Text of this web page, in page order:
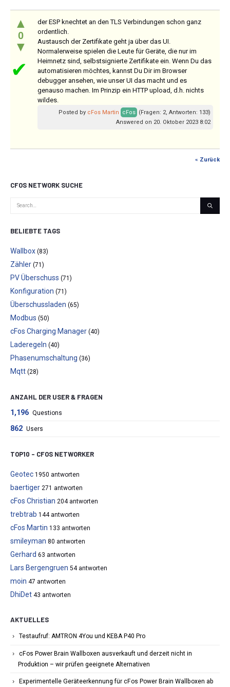
▲
0
▼
✔
der ESP knechtet an den TLS Verbindungen schon ganz
ordentlich.
Austausch der Zertifikate geht ja über das UI.
Normalerweise spielen die Leute für Geräte, die nur im
Heimnetz sind, selbstsignierte Zertifikate ein. Wenn Du das
automatisieren möchtes, kannst Du Dir im Browser
debugger ansehen, wie unser UI das macht und es
genauso machen. Im Prinzip ein HTTP upload, d.h. nichts
wildes.
Posted by cFos Martin cFos (Fragen: 2, Antworten: 133)
Answered on 20. Oktober 2023 8:02
« Zurück
CFOS NETWORK SUCHE
BELIEBTE TAGS
Wallbox (83)
Zähler (71)
PV Überschuss (71)
Konfiguration (71)
Überschussladen (65)
Modbus (50)
cFos Charging Manager (40)
Laderegeln (40)
Phasenumschaltung (36)
Mqtt (28)
ANZAHL DER USER & FRAGEN
1,196 Questions
862 Users
TOP10 – CFOS NETWORKER
Geotec 1950 antworten
baertiger 271 antworten
cFos Christian 204 antworten
trebtrab 144 antworten
cFos Martin 133 antworten
smileyman 80 antworten
Gerhard 63 antworten
Lars Bergengruen 54 antworten
moin 47 antworten
DhiDet 43 antworten
AKTUELLES
Testaufruf: AMTRON 4You und KEBA P40 Pro
cFos Power Brain Wallboxen ausverkauft und derzeit nicht in
Produktion – wir prüfen geeignete Alternativen
Experimentelle Geräteerkennung für cFos Power Brain Wallboxen ab